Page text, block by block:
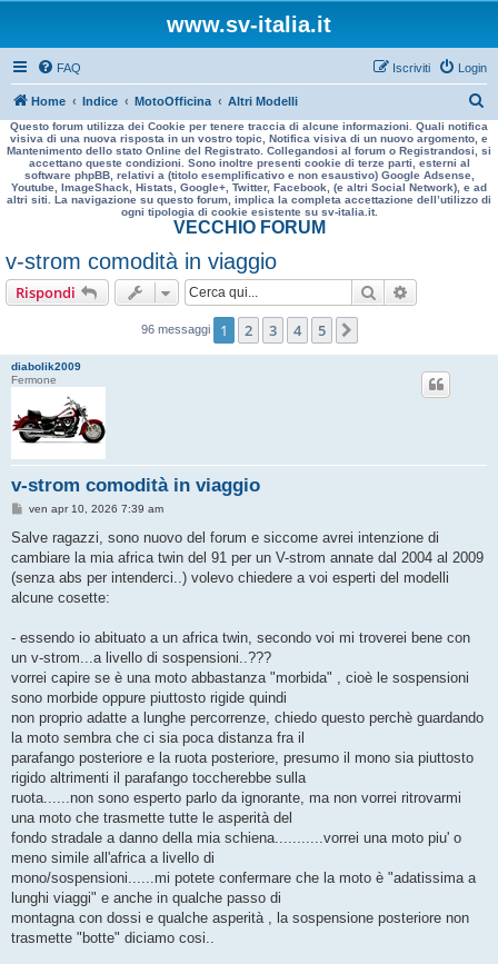
www.sv-italia.it
FAQ Login
Iscriviti
Home Indice MotoOfficina Altri Modelli
e
r
a
Questo forum utilizza dei Cookie per tenere traccia di alcune informazioni. Quali notifica
visiva di una nuova risposta in un vostro topic, Notifica visiva di un nuovo argomento, e
Mantenimento dello stato Online del Registrato. Collegandosi al forum o Registrandosi, si
accettano queste condizioni. Sono inoltre presenti cookie di terze parti, esterni al
software phpBB, relativi a (titolo esemplificativo e non esaustivo) Google Adsense,
Youtube, ImageShack, Histats, Google+, Twitter, Facebook, (e altri Social Network), e ad
altri siti. La navigazione su questo forum, implica la completa accettazione dell’utilizzo di
ogni tipologia di cookie esistente su sv-italia.it.
VECCHIO FORUM
v-strom comodità in viaggio
Rispondi Cerca
96 messaggi 1 2 3 4 5
diabolik2009
Fermone
v-strom comodità in viaggio
M
s
a
g
i
ven apr 10, 2026 7:39 am
Salve ragazzi, sono nuovo del forum e siccome avrei intenzione di
cambiare la mia africa twin del 91 per un V-strom annate dal 2004 al 2009
(senza abs per intenderci..) volevo chiedere a voi esperti del modelli
alcune cosette:
- essendo io abituato a un africa twin, secondo voi mi troverei bene con
un v-strom...a livello di sospensioni..???
vorrei capire se è una moto abbastanza "morbida" , cioè le sospensioni
sono morbide oppure piuttosto rigide quindi
non proprio adatte a lunghe percorrenze, chiedo questo perchè guardando
la moto sembra che ci sia poca distanza fra il
parafango posteriore e la ruota posteriore, presumo il mono sia piuttosto
rigido altrimenti il parafango toccherebbe sulla
ruota......non sono esperto parlo da ignorante, ma non vorrei ritrovarmi
una moto che trasmette tutte le asperità del
fondo stradale a danno della mia schiena...........vorrei una moto piu' o
meno simile all'africa a livello di
mono/sospensioni......mi potete confermare che la moto è "adatissima a
lunghi viaggi" e anche in qualche passo di
montagna con dossi e qualche asperità , la sospensione posteriore non
trasmette "botte" diciamo cosi..